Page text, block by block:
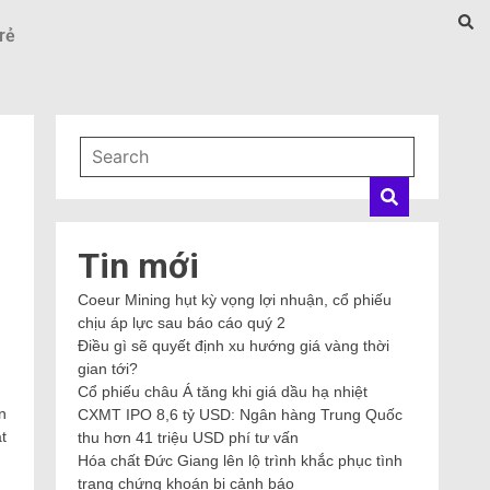
Tin mới
Coeur Mining hụt kỳ vọng lợi nhuận, cổ phiếu
chịu áp lực sau báo cáo quý 2
Điều gì sẽ quyết định xu hướng giá vàng thời
gian tới?
Cổ phiếu châu Á tăng khi giá dầu hạ nhiệt
CXMT IPO 8,6 tỷ USD: Ngân hàng Trung Quốc
thu hơn 41 triệu USD phí tư vấn
Hóa chất Đức Giang lên lộ trình khắc phục tình
trạng chứng khoán bị cảnh báo